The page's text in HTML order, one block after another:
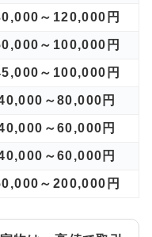
～120,000円
～100,000円
～100,000円
～80,000円
～60,000円
～60,000円
～200,000円